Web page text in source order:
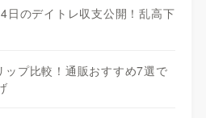
日のデイトレ収支公開！乱高下
ップ比較！通販おすすめ7選で